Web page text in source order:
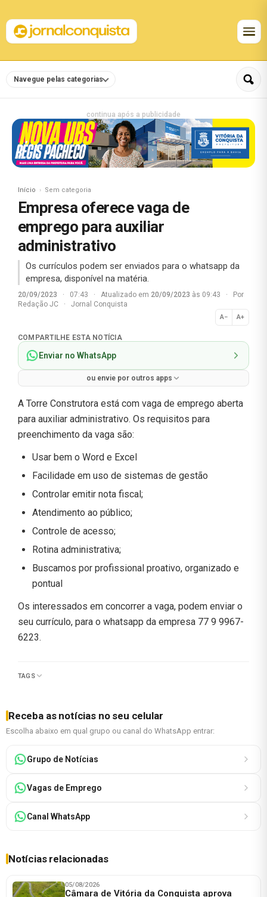
Navegue pelas categorias
continua após a publicidade
Início Sem categoria
Empresa oferece vaga de
emprego para auxiliar
administrativo
Os currículos podem ser enviados para o whatsapp da
empresa, disponível na matéria.
20/09/2023 · 07:43 · Atualizado em 20/09/2023 às 09:43 ·
Por
Redação JC
· Jornal Conquista
A− A+
Normal
COMPARTILHE ESTA NOTÍCIA
Enviar no WhatsApp
ou envie por outros apps
A Torre Construtora está com vaga de emprego aberta
para auxiliar administrativo. Os requisitos para
preenchimento da vaga são:
Usar bem o Word e Excel
Facilidade em uso de sistemas de gestão
Controlar emitir nota fiscal;
Atendimento ao público;
Controle de acesso;
Rotina administrativa;
Buscamos por profissional proativo, organizado e
pontual
Os interessados em concorrer a vaga, podem enviar o
seu currículo, para o whatsapp da empresa 77 9 9967-
6223.
TAGS
Receba as notícias no seu celular
Escolha abaixo em qual grupo ou canal do WhatsApp entrar:
Grupo de Notícias
Vagas de Emprego
Canal WhatsApp
Notícias relacionadas
05/08/2026
Câmara de Vitória da Conquista aprova